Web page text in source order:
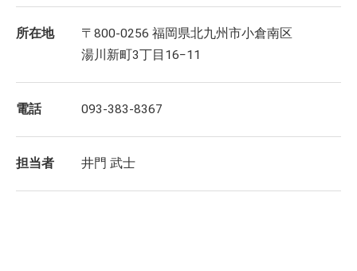
所在地
〒800-0256 福岡県北九州市小倉南区
湯川新町3丁目16−11
電話 093-383-8367
担当者 井門 武士